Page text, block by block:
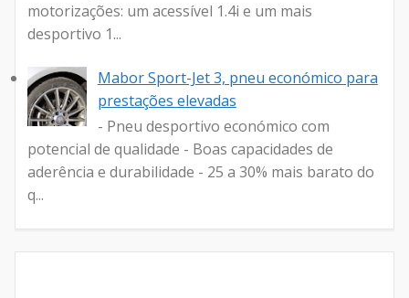
motorizações: um acessível 1.4i e um mais
desportivo 1...
Mabor Sport-Jet 3, pneu económico para
prestações elevadas
- Pneu desportivo económico com
potencial de qualidade - Boas capacidades de
aderência e durabilidade - 25 a 30% mais barato do
q...